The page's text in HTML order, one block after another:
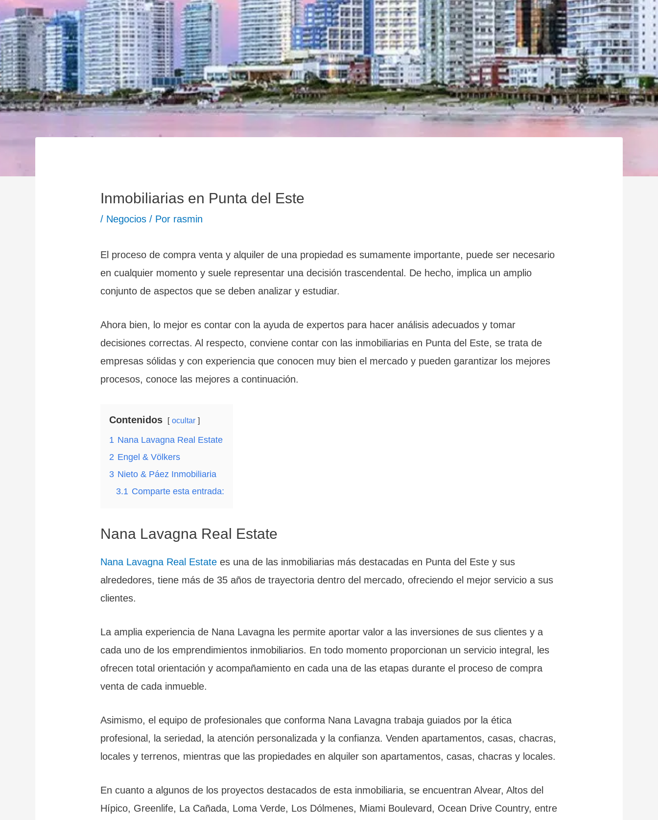
Inmobiliarias en Punta del Este
/ Negocios / Por rasmin
El proceso de compra venta y alquiler de una propiedad es sumamente importante, puede ser necesario
en cualquier momento y suele representar una decisión trascendental. De hecho, implica un amplio
conjunto de aspectos que se deben analizar y estudiar.
Ahora bien, lo mejor es contar con la ayuda de expertos para hacer análisis adecuados y tomar
decisiones correctas. Al respecto, conviene contar con las inmobiliarias en Punta del Este, se trata de
empresas sólidas y con experiencia que conocen muy bien el mercado y pueden garantizar los mejores
procesos, conoce las mejores a continuación.
Contenidos ocultar
1 Nana Lavagna Real Estate
2 Engel & Völkers
3 Nieto & Páez Inmobiliaria
3.1 Comparte esta entrada:
Nana Lavagna Real Estate
Nana Lavagna Real Estate es una de las inmobiliarias más destacadas en Punta del Este y sus
alrededores, tiene más de 35 años de trayectoria dentro del mercado, ofreciendo el mejor servicio a sus
clientes.
La amplia experiencia de Nana Lavagna les permite aportar valor a las inversiones de sus clientes y a
cada uno de los emprendimientos inmobiliarios. En todo momento proporcionan un servicio integral, les
ofrecen total orientación y acompañamiento en cada una de las etapas durante el proceso de compra
venta de cada inmueble.
Asimismo, el equipo de profesionales que conforma Nana Lavagna trabaja guiados por la ética
profesional, la seriedad, la atención personalizada y la confianza. Venden apartamentos, casas, chacras,
locales y terrenos, mientras que las propiedades en alquiler son apartamentos, casas, chacras y locales.
En cuanto a algunos de los proyectos destacados de esta inmobiliaria, se encuentran Alvear, Altos del
Hípico, Greenlife, La Cañada, Loma Verde, Los Dólmenes, Miami Boulevard, Ocean Drive Country, entre